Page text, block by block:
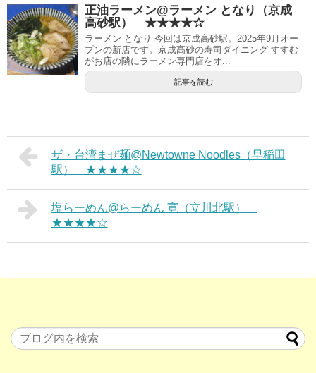
正油ラーメン@ラーメン となり（京成
高砂駅） ★★★★☆
ラーメン となり 今回は京成高砂駅。2025年9月オー
プンの新店です。京成高砂の寿司ダイニング すすむ
がお店の隣にラーメン専門店をオ...
記事を読む
ザ・台湾まぜ麺@Newtowne Noodles（早稲田
駅） ★★★★☆
塩らーめん@らーめん 寛（立川北駅）
★★★★☆